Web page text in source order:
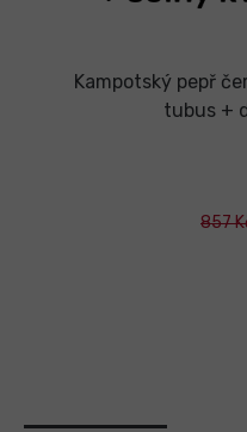
Kampotský pepř
tubus +
857